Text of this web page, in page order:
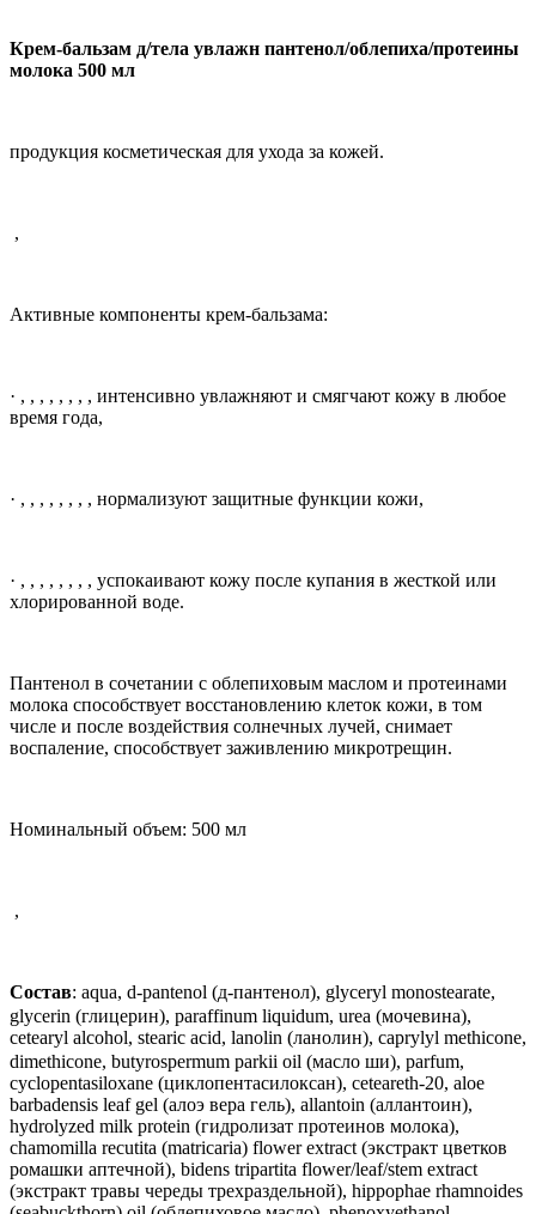
Крем-бальзам д/тела увлажн пантенол/облепиха/протеины
молока 500 мл
продукция косметическая для ухода за кожей.
,
Активные компоненты крем-бальзама:
· , , , , , , , , интенсивно увлажняют и смягчают кожу в любое
время года,
· , , , , , , , , нормализуют защитные функции кожи,
· , , , , , , , , успокаивают кожу после купания в жесткой или
хлорированной воде.
Пантенол в сочетании с облепиховым маслом и протеинами
молока способствует восстановлению клеток кожи, в том
числе и после воздействия солнечных лучей, снимает
воспаление, способствует заживлению микротрещин.
Номинальный объем: 500 мл
,
Состав: aqua, d-pantenol (д-пантенол), glyceryl monostearate,
glycerin (глицерин), paraffinum liquidum, urea (мочевина),
cetearyl alcohol, stearic acid, lanolin (ланолин), caprylyl methicone,
dimethicone, butyrospermum parkii oil (масло ши), parfum,
cyclopentasiloxane (циклопентасилоксан), ceteareth-20, aloe
barbadensis leaf gel (алоэ вера гель), allantoin (аллантоин),
hydrolyzed milk protein (гидролизат протеинов молока),
chamomilla recutita (matricaria) flower extract (экстракт цветков
ромашки аптечной), bidens tripartita flower/leaf/stem extract
(экстракт травы череды трехраздельной), hippophae rhamnoides